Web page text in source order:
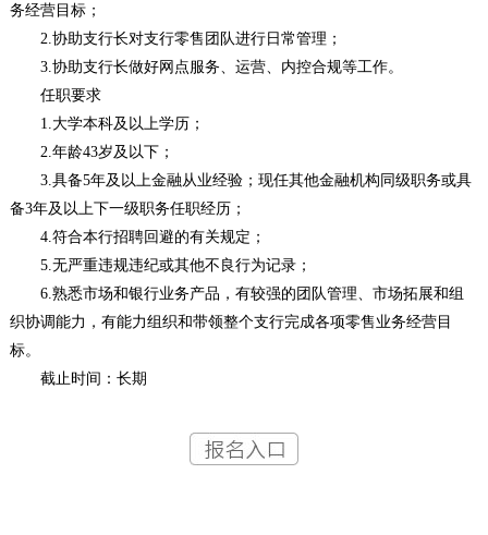
务经营目标；
2.协助支行长对支行零售团队进行日常管理；
3.协助支行长做好网点服务、运营、内控合规等工作。
任职要求
1.大学本科及以上学历；
2.年龄43岁及以下；
3.具备5年及以上金融从业经验；现任其他金融机构同级职务或具
备3年及以上下一级职务任职经历；
4.符合本行招聘回避的有关规定；
5.无严重违规违纪或其他不良行为记录；
6.熟悉市场和银行业务产品，有较强的团队管理、市场拓展和组
织协调能力，有能力组织和带领整个支行完成各项零售业务经营目
标。
截止时间：长期